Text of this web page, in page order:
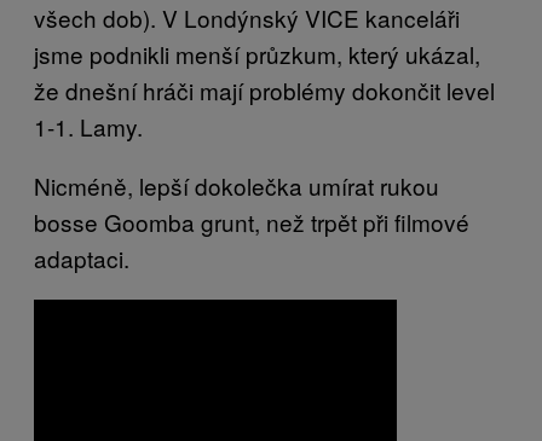
všech dob). V Londýnský VICE kanceláři
jsme podnikli menší průzkum, který ukázal,
že dnešní hráči mají problémy dokončit level
1-1. Lamy.
Nicméně, lepší dokolečka umírat rukou
bosse Goomba grunt, než trpět při filmové
adaptaci.